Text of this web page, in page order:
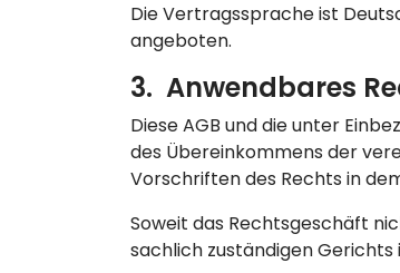
Die Vertragssprache ist
angeboten.
3. Anwendbares
Diese AGB und die unter
des Übereinkommens der
Vorschriften des Rechts in
Soweit das Rechtsgeschäft
sachlich zuständigen